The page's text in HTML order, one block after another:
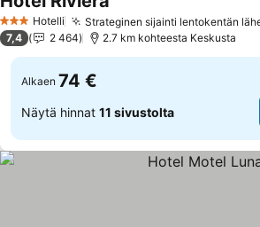
3 Tähtiluokitus
Hotelli Strateginen sijainti lentokentän
7,4 2 464 2.7 km kohteesta Keskusta
Alkaen 74 €
Näytä hinnat 11 sivustolta